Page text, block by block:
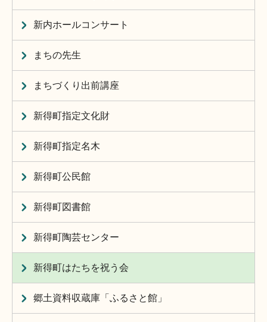
新内ホールコンサート
まちの先生
まちづくり出前講座
新得町指定文化財
新得町指定名木
新得町公民館
新得町図書館
新得町陶芸センター
新得町はたちを祝う会
郷土資料収蔵庫「ふるさと館」